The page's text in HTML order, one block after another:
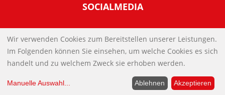
Tipps zur Nutzung der NachDenkSeiten
Banner und E-Mail-Signaturen
Links
Kontakt
Impressum
Werden Sie Fördermitglied
Spenden Sie Online
SOCIALMEDIA
IMPRESSUM
DATENSCHUTZERKLÄRUNG
Wir verwenden Cookies zum Bereitstellen unserer Leistungen.
Im Folgenden können Sie einsehen, um welche Cookies es sich
handelt und zu welchem Zweck sie erhoben werden.
Manuelle Auswahl... Ablehnen Akzeptieren